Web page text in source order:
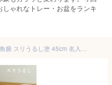
ゃれなトレー・お盆をランキ
[10%OFF更にクーポン有り]トレー 木製 長角膳 スリうるし塗 45cm 名入れ可能(トレイ 木製 トレー お盆 会席膳 ランチョンマット カフェ 北欧 業務用 おしゃれ）